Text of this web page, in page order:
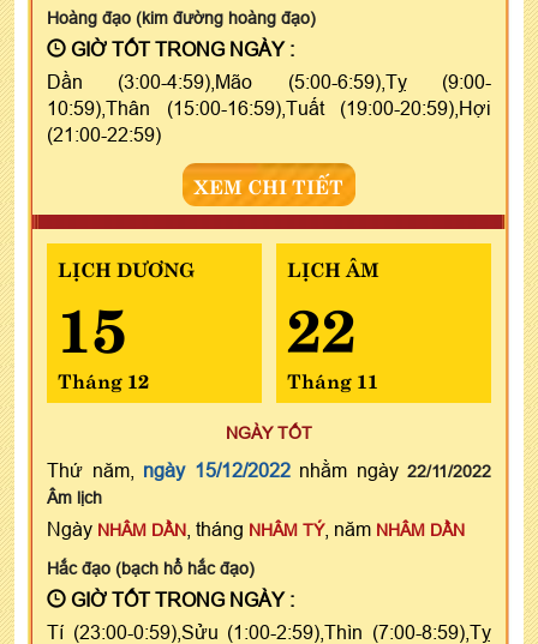
Hoàng đạo (kim đường hoàng đạo)
GIỜ TỐT TRONG NGÀY :
Dần (3:00-4:59),Mão (5:00-6:59),Tỵ (9:00-
10:59),Thân (15:00-16:59),Tuất (19:00-20:59),Hợi
(21:00-22:59)
XEM CHI TIẾT
LỊCH DƯƠNG
15
Tháng 12
LỊCH ÂM
22
Tháng 11
NGÀY TỐT
Thứ năm, ngày 15/12/2022nhằm ngày 22/11/2022
Âm lịch
Ngày NHÂM DẦN , tháng NHÂM TÝ, năm NHÂM DẦN
Hắc đạo (bạch hổ hắc đạo)
GIỜ TỐT TRONG NGÀY :
Tí (23:00-0:59),Sửu (1:00-2:59),Thìn (7:00-8:59),Tỵ